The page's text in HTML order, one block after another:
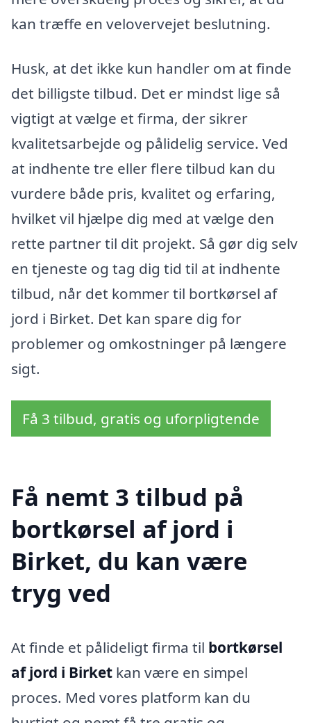
kan træffe en velovervejet beslutning.
Husk, at det ikke kun handler om at finde
det billigste tilbud. Det er mindst lige så
vigtigt at vælge et firma, der sikrer
kvalitetsarbejde og pålidelig service. Ved
at indhente tre eller flere tilbud kan du
vurdere både pris, kvalitet og erfaring,
hvilket vil hjælpe dig med at vælge den
rette partner til dit projekt. Så gør dig selv
en tjeneste og tag dig tid til at indhente
tilbud, når det kommer til bortkørsel af
jord i Birket. Det kan spare dig for
problemer og omkostninger på længere
sigt.
Få 3 tilbud, gratis og uforpligtende
Få nemt 3 tilbud på
bortkørsel af jord i
Birket, du kan være
tryg ved
At finde et pålideligt firma til bortkørsel
af jord i Birket kan være en simpel
proces. Med vores platform kan du